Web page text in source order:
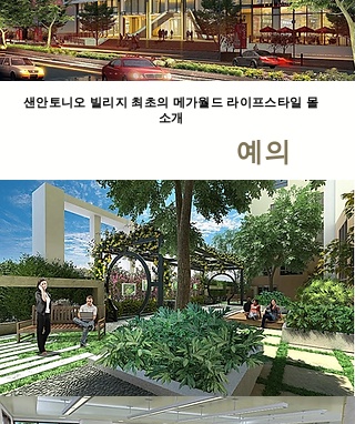
샌안토니오 빌리지 최초의 메가월드 라이프스타일 몰
소개
예의